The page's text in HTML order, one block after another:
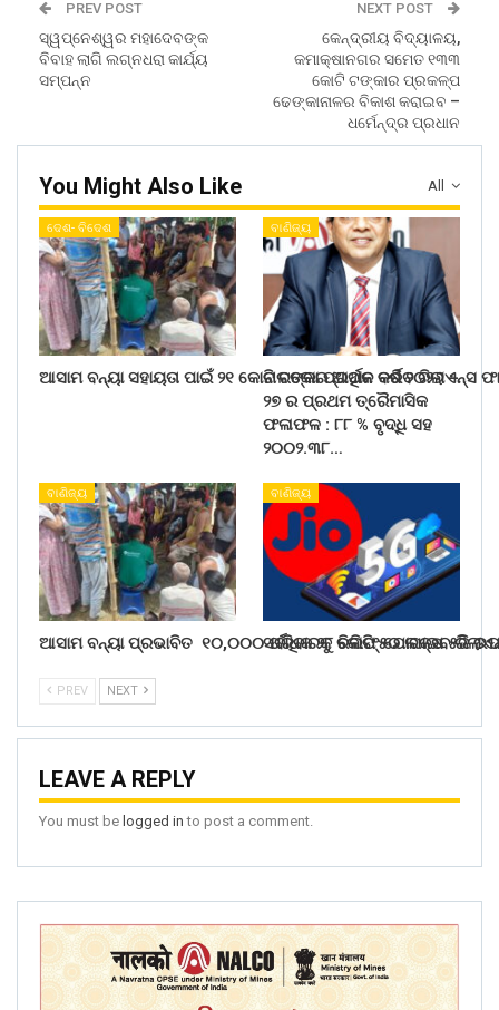
PREV POST
ସ୍ୱପ୍ନେଶ୍ୱର ମହାଦେବଙ୍କ
ବିବାହ ଲାଗି ଲଗ୍ନଧରା କାର୍ଯ୍ୟ
ସମ୍ପନ୍ନ
NEXT POST
କେନ୍ଦ୍ରୀୟ ବିଦ୍ୟାଳୟ,
କମାକ୍ଷାନଗର ସମେତ ୧୩୩
କୋଟି ଟଙ୍କାର ପ୍ରକଳ୍ପ
ଢେଙ୍କାନାଳର ବିକାଶ କରାଇବ –
ଧର୍ମେନ୍ଦ୍ର ପ୍ରଧାନ
All
You Might Also Like
ଦେଶ- ବିଦେଶ
ଆସାମ ବନ୍ୟା ସହାୟତା ପାଇଁ ୨୧ କୋଟି ଟଙ୍କା ପ୍ରଦାନ କରିବ ରିଲାଏନ୍ସ
ବାଣିଜ୍ୟ
ନାଲକୋର ଆର୍ଥିକ ବର୍ଷ ୨୦୨୬ –
୨୭ ର ପ୍ରଥମ ତ୍ରୈମାସିକ
ଫଳାଫଳ : ୮୮ % ବୃଦ୍ଧି ସହ
୨୦୦୨.୩୮…
ବାଣିଜ୍ୟ
ଆସାମ ବନ୍ୟା ପ୍ରଭାବିତ ୧୦,୦୦୦ ପରିବାରକୁ ରିଲିଫ୍ ଯୋଗାଇବ
ବାଣିଜ୍ୟ
ସର୍ବାଧିକ ୨୮ କୋଟି ୫୦ ଲକ୍ଷ ୫ଜି
PREV NEXT
LEAVE A REPLY
You must be logged in to post a comment.